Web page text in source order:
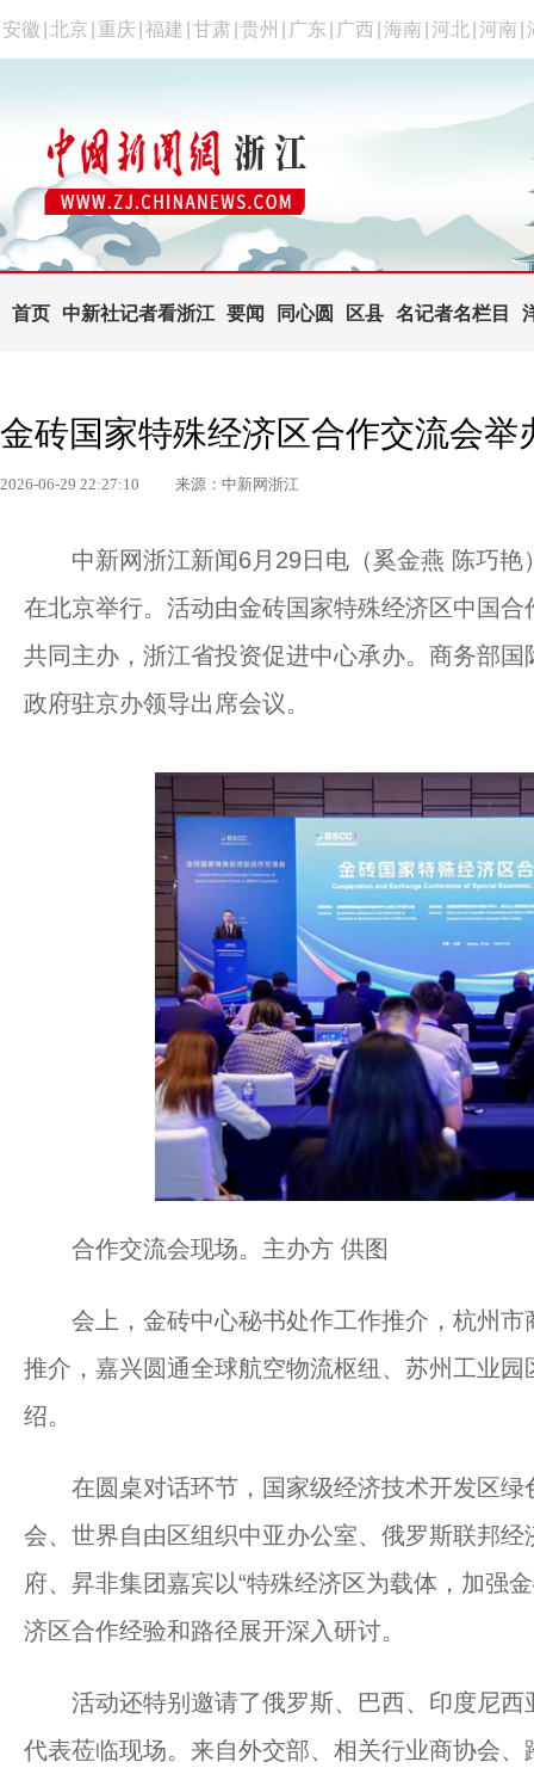
安徽 北京 重庆 福建 甘肃 贵州 广东 广西 海南 河北 河南
首页 中新社记者看浙江 要闻 同心圆 区县 名记者名栏目
金砖国家特殊经济区合作交流会举
2026-06-29 22:27:10 来源：中新网浙江
中新网浙江新闻6月29日电（奚金燕 陈巧艳
在北京举行。活动由金砖国家特殊经济区中国
共同主办，浙江省投资促进中心承办。商务部
政府驻京办领导出席会议。
合作交流会现场。主办方 供图
会上，金砖中心秘书处作工作推介，杭州市
推介，嘉兴圆通全球航空物流枢纽、苏州工业
绍。
在圆桌对话环节，国家级经济技术开发区绿
会、世界自由区组织中亚办公室、俄罗斯联邦
府、昇非集团嘉宾以“特殊经济区为载体，加强
济区合作经验和路径展开深入研讨。
活动还特别邀请了俄罗斯、巴西、印度尼西
代表莅临现场。来自外交部、相关行业商协会